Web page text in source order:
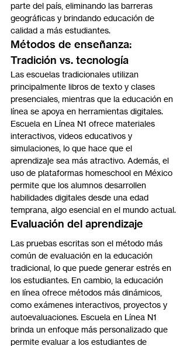
parte del país, eliminando las barreras
geográficas y brindando educación de
calidad a más estudiantes.
Métodos de enseñanza:
Tradición vs. tecnología
Las escuelas tradicionales utilizan
principalmente libros de texto y clases
presenciales, mientras que la educación en
línea se apoya en herramientas digitales.
Escuela en Línea N1 ofrece materiales
interactivos, videos educativos y
simulaciones, lo que hace que el
aprendizaje sea más atractivo. Además, el
uso de plataformas homeschool en México
permite que los alumnos desarrollen
habilidades digitales desde una edad
temprana, algo esencial en el mundo actual.
Evaluación del aprendizaje
Las pruebas escritas son el método más
común de evaluación en la educación
tradicional, lo que puede generar estrés en
los estudiantes. En cambio, la educación
en línea ofrece métodos más dinámicos,
como exámenes interactivos, proyectos y
autoevaluaciones. Escuela en Línea N1
brinda un enfoque más personalizado que
permite evaluar a los estudiantes de